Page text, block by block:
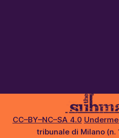
CC–BY–NC–SA 4.0
tribunale di Milano (n.